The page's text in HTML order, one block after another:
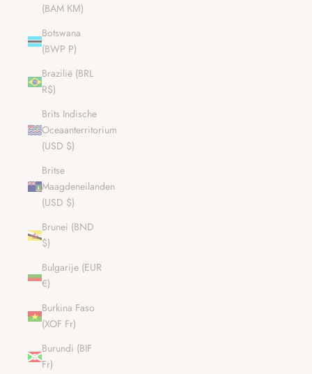
(BAM КМ)
Botswana
(BWP P)
Brazilië (BRL
R$)
Brits Indische
Oceaanterritorium
(USD $)
Britse
Maagdeneilanden
(USD $)
Brunei (BND
$)
Bulgarije (EUR
€)
Burkina Faso
(XOF Fr)
Burundi (BIF
Fr)